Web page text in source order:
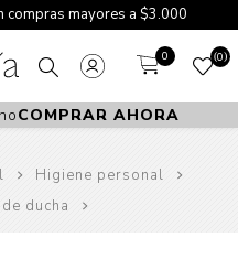
compras mayores a $3.000
0 0
COMPRAR AHORA
Higiene personal
ducha